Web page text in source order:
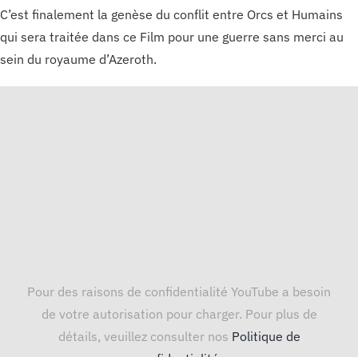
C’est finalement la genèse du conflit entre Orcs et Humains
qui sera traitée dans ce Film pour une guerre sans merci au
sein du royaume d’Azeroth.
Pour des raisons de confidentialité YouTube a besoin
de votre autorisation pour charger. Pour plus de
détails, veuillez consulter nos Politique de